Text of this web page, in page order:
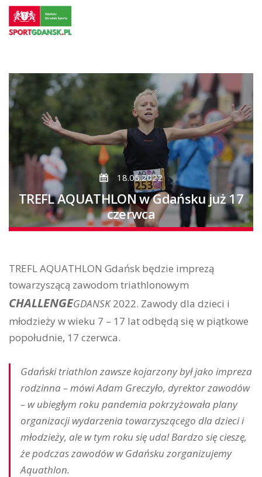
Przejdź
do
treści
Przejdź
do
18.05.2022
TREFL AQUATHLON w Gdańsku już 17
czerwca
TREFL AQUATHLON Gdańsk będzie imprezą
towarzyszącą zawodom triathlonowym
CHALLENGEGDANSK2022. Zawody dla dzieci i
młodzieży w wieku 7 – 17 lat odbędą się w piątkowe
popołudnie, 17 czerwca.
Gdański triathlon zawsze kojarzony był jako impreza
rodzinna – mówi Adam Greczyło, dyrektor zawodów
– w ubiegłym roku pandemia pokrzyżowała plany
organizacji wydarzenia towarzyszącego dla dzieci i
młodzieży, ale w tym roku się uda! Bardzo się cieszę,
że podczas zawodów w Gdańsku zorganizujemy
Aquathlon.